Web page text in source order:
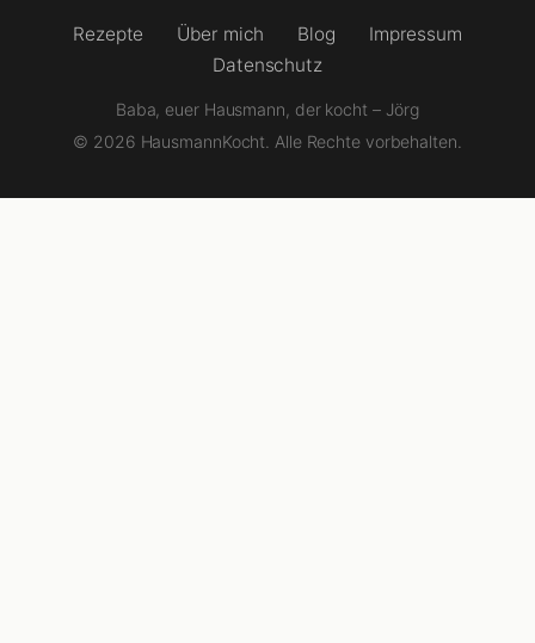
Rezepte Über mich Blog
Impressum
Datenschutz
Baba, euer Hausmann, der kocht – Jörg
© 2026 HausmannKocht. Alle Rechte vorbehalten.